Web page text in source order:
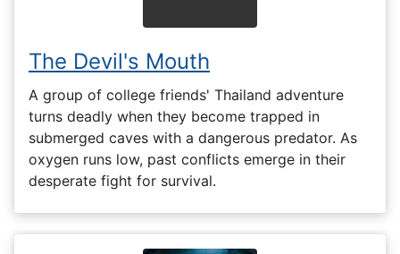
The Devil's Mouth
A group of college friends' Thailand adventure
turns deadly when they become trapped in
submerged caves with a dangerous predator. As
oxygen runs low, past conflicts emerge in their
desperate fight for survival.